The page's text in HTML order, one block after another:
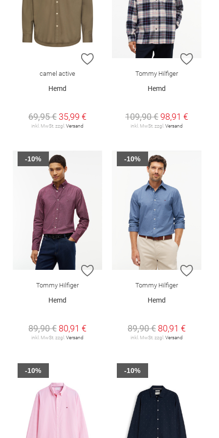
ZUR WUNSCHLISTE HINZUFÜGEN
camel active
Hemd
69,95 € 35,99 €
inkl. MwSt. zzgl.Versand
ZUR
Tommy Hilfiger
Hemd
109,90 € 98,91 €
inkl. MwSt. zzgl.Versand
ZUR WUNSCHLISTE HINZUFÜGEN
Tommy Hilfiger
Hemd
89,90 € 80,91 €
inkl. MwSt. zzgl. Versand
-10%
ZUR
Tommy Hilfiger
Hemd
89,90 € 80,91 €
inkl. MwSt. zzgl. Versand
-10%
-10% -10%